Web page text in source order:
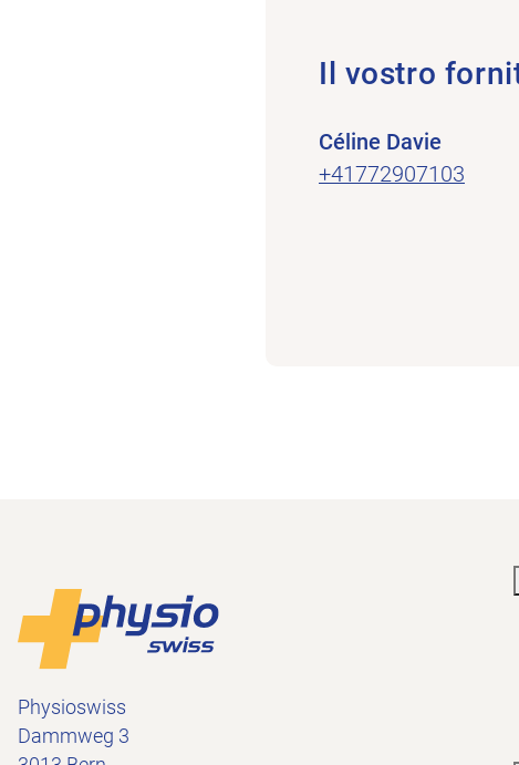
Il vostro
Céline Davie
+41772907103
Piè di pagina
Physioswiss
Dammweg 3